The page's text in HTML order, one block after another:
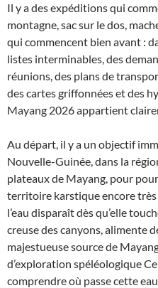
Il y a des expéditions qui
montagne, sac sur le dos,
qui commencent bien avant :
listes interminables, des
réunions, des plans de
des cartes griffonnées et des
Mayang 2026 appartient
Au départ, il y a un objectif
Nouvelle-Guinée, dans la
plateaux de Mayang, pour
territoire karstique encore
l’eau disparaît dès qu’elle
creuse des canyons, alimente
majestueuse source de
d’exploration spéléologique
comprendre où passe cette